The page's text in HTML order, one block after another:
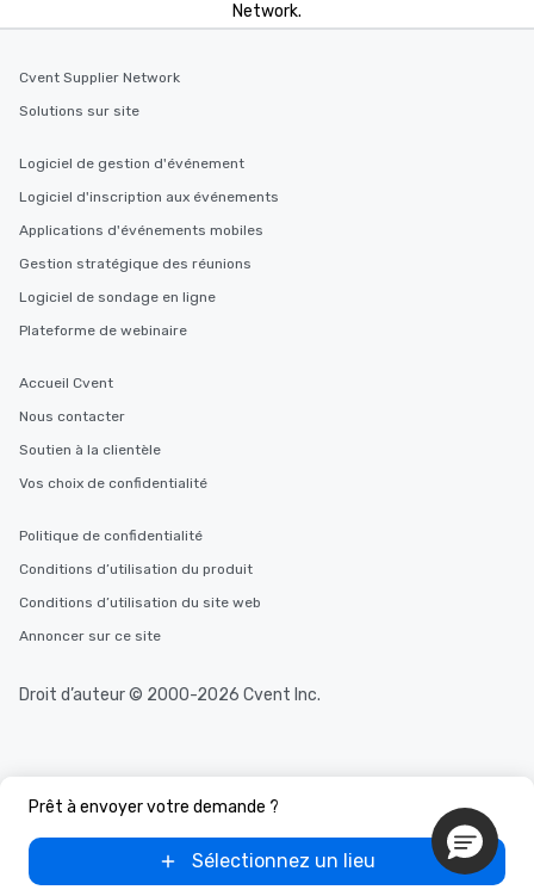
Prêt à envoyer votre demande ?
Sélectionnez un lieu
Network.
Cvent Supplier Network
Solutions sur site
Logiciel de gestion d'événement
Logiciel d'inscription aux événements
Applications d'événements mobiles
Gestion stratégique des réunions
Logiciel de sondage en ligne
Plateforme de webinaire
Accueil Cvent
Nous contacter
Soutien à la clientèle
Vos choix de confidentialité
Politique de confidentialité
Conditions d’utilisation du produit
Conditions d’utilisation du site web
Annoncer sur ce site
Droit d’auteur © 2000-2026 Cvent Inc.